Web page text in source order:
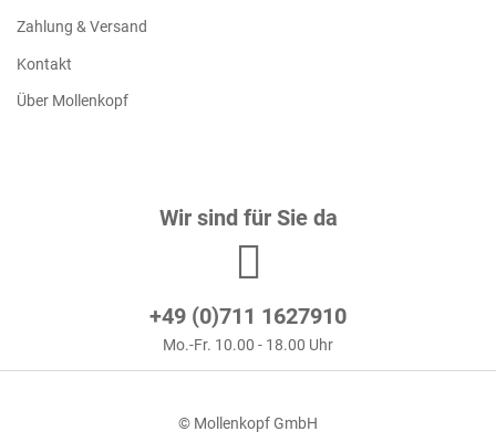
Zahlung & Versand
Kontakt
Über Mollenkopf
Wir sind für Sie da
+49 (0)711 1627910
Mo.-Fr. 10.00 - 18.00 Uhr
© Mollenkopf GmbH